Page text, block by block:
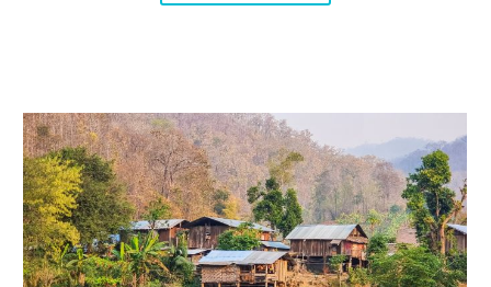
Ban
Huay
Pu
Keng
:
un